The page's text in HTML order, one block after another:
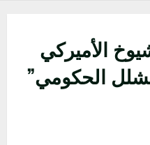
الأميركي
الحكومي”